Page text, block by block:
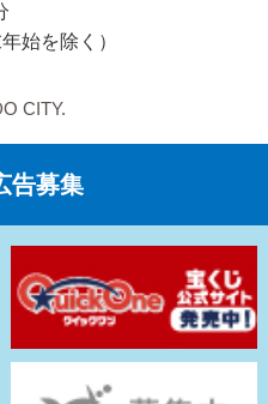
始を除く）
CITY.
告募集